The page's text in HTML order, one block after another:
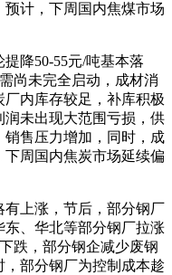
计，下周国内焦煤市场
降50-55元/吨基本落
尚未完全启动，成材消
内库存较足，补库积极
未出现大范围亏损，供
售压力增加，同时，成
周国内焦炭市场延续偏
上涨，节后，部分钢厂
、华北等部分钢厂拉涨
跌，部分钢企减少废钢
部分钢厂为控制成本趁